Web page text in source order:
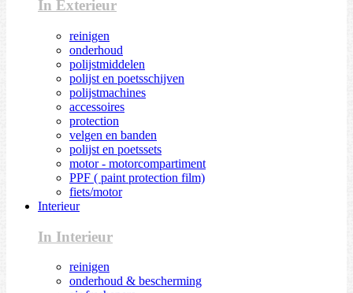
In Exterieur
reinigen
onderhoud
polijstmiddelen
polijst en poetsschijven
polijstmachines
accessoires
protection
velgen en banden
polijst en poetssets
motor - motorcompartiment
PPF ( paint protection film)
fiets/motor
Interieur
In Interieur
reinigen
onderhoud & bescherming